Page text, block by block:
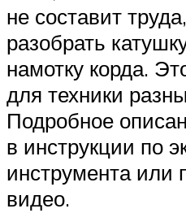
не составит
разобрать
намотку корда.
для техники
Подробное
в инструкции по
инструмента или
видео.